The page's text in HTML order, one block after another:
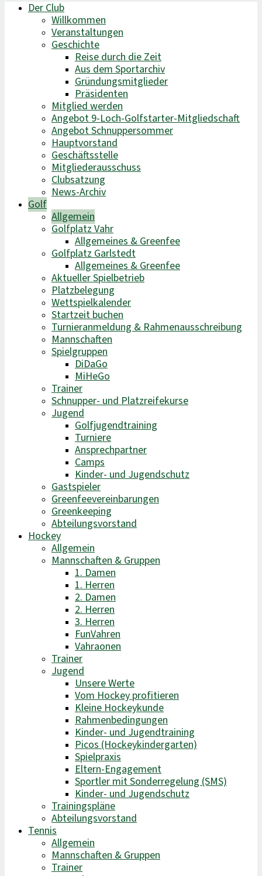
Der Club
Willkommen
Veranstaltungen
Geschichte
Reise durch die Zeit
Aus dem Sportarchiv
Gründungsmitglieder
Präsidenten
Mitglied werden
Angebot 9-Loch-Golfstarter-Mitgliedschaft
Angebot Schnuppersommer
Hauptvorstand
Geschäftsstelle
Mitgliederausschuss
Clubsatzung
News-Archiv
Golf
Allgemein
Golfplatz Vahr
Allgemeines & Greenfee
Golfplatz Garlstedt
Allgemeines & Greenfee
Aktueller Spielbetrieb
Platzbelegung
Wettspielkalender
Startzeit buchen
Turnieranmeldung & Rahmenausschreibung
Mannschaften
Spielgruppen
DiDaGo
MiHeGo
Trainer
Schnupper- und Platzreifekurse
Jugend
Golfjugendtraining
Turniere
Ansprechpartner
Camps
Kinder- und Jugendschutz
Gastspieler
Greenfeevereinbarungen
Greenkeeping
Abteilungsvorstand
Hockey
Allgemein
Mannschaften & Gruppen
1. Damen
1. Herren
2. Damen
2. Herren
3. Herren
FunVahren​
Vahraonen
Trainer
Jugend
Unsere Werte
Vom Hockey profitieren
Kleine Hockeykunde
Rahmenbedingungen
Kinder- und Jugendtraining
Picos (Hockeykindergarten)
Spielpraxis
Eltern-Engagement
Sportler mit Sonderregelung (SMS)
Kinder- und Jugendschutz
Trainingspläne
Abteilungsvorstand
Tennis
Allgemein
Mannschaften & Gruppen
Trainer